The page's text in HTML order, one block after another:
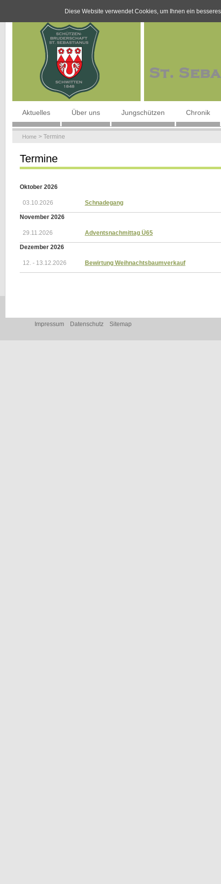
Navigation
Aktuelles Über uns Jungschützen Chronik
Home Termine
Termine
Oktober 2026
03.10.2026 Schnadegang
November 2026
29.11.2026 Adventsnachmittag Ü65
Dezember 2026
12. - 13.12.2026 Bewirtung Weihnachtsbaumverkauf
Navigation
überspringenImpressum Datenschutz Sitemap
Diese Website verwendet Cookies, um Ihnen ein